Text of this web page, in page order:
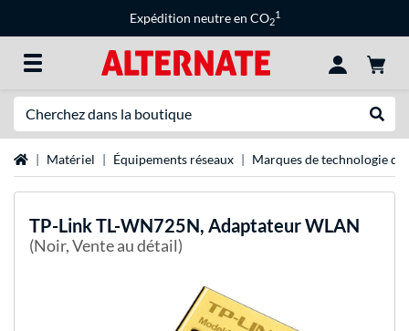
Expédition neutre en CO2
1
Page d'accueil
Matériel Équipements réseaux Marques de technologie de
TP-LinkTL-WN725N, Adaptateur WLAN
(Noir, Vente au détail)